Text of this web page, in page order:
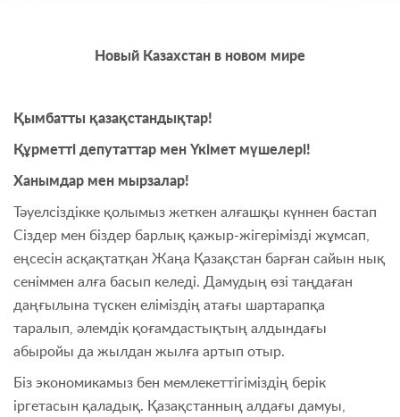
Новый Казахстан в новом мире
Қымбатты қазақстандықтар!
Құрметті депутаттар мен Үкімет мүшелері!
Ханымдар мен мырзалар!
Тәуелсіздікке қолымыз жеткен алғашқы күннен бастап
Сіздер мен біздер барлық қажыр-жігерімізді жұмсап,
еңсесін асқақтатқан Жаңа Қазақстан барған сайын нық
сеніммен алға басып келеді. Дамудың өзі таңдаған
даңғылына түскен еліміздің атағы шартарапқа
таралып, әлемдік қоғамдастықтың алдындағы
абыройы да жылдан жылға артып отыр.
Біз экономикамыз бен мемлекеттігіміздің берік
іргетасын қаладық. Қазақстанның алдағы дамуы,